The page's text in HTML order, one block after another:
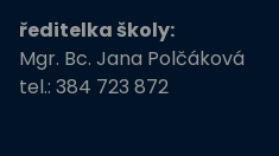
ředitelka školy:
Mgr. Bc. Jana Polčáková
tel.: 384 723 872